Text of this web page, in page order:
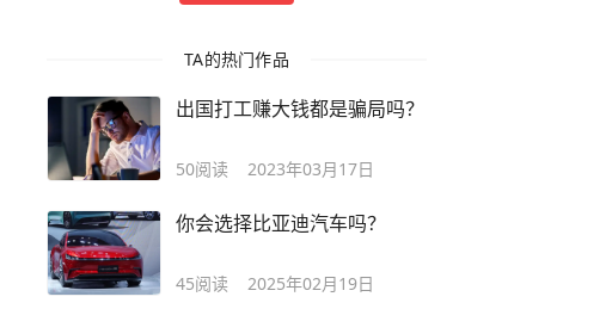
TA的热门作品
出国打工赚大钱都是骗局吗？
50阅读 2023年03月17日
你会选择比亚迪汽车吗？
45阅读 2025年02月19日